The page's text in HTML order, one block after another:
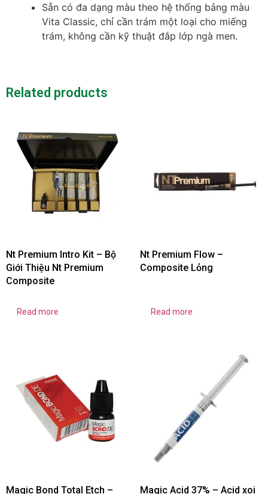
Sẵn có đa dạng màu theo hệ thống bảng màu
Vita Classic, chỉ cần trám một loại cho miếng
trám, không cần kỹ thuật đắp lớp ngà men.
Related products
Nt Premium Intro Kit – Bộ
Giới Thiệu Nt Premium
Composite
Read more
Nt Premium Flow –
Composite Lỏng
Read more
Magic Bond Total Etch –
Magic Acid 37% – Acid xoi